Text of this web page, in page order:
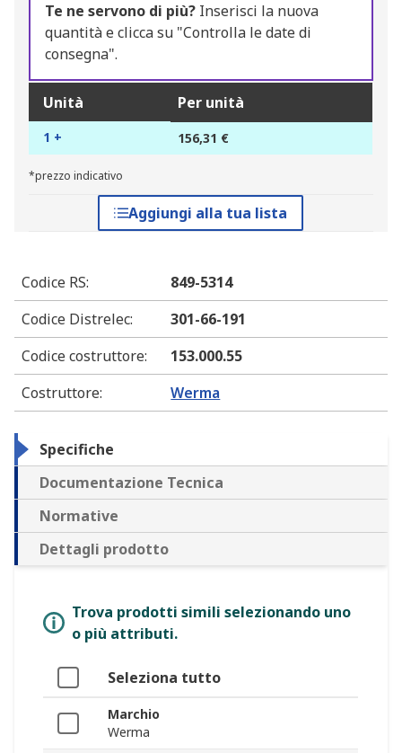
Te ne servono di più? Inserisci la nuova
quantità e clicca su "Controlla le date di
consegna".
Unità Per unità
1 + 156,31 €
*prezzo indicativo
Aggiungi alla tua lista
Codice RS:
849-5314
Codice Distrelec:
301-66-191
Codice costruttore:
153.000.55
Costruttore: Werma
Specifiche
Documentazione Tecnica
Normative
Dettagli prodotto
Trova prodotti simili selezionando uno
o più attributi.
Seleziona tutto
Marchio
Werma